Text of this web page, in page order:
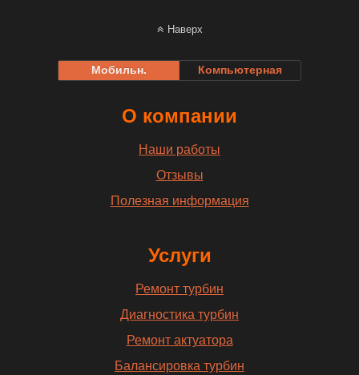
Наверх
Мобильн. Компьютерная
О компании
Наши работы
Отзывы
Полезная информация
Услуги
Ремонт турбин
Диагностика турбин
Ремонт актуатора
Балансировка турбин